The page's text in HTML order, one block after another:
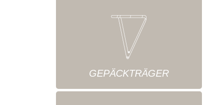
GEPÄCKTRÄGER